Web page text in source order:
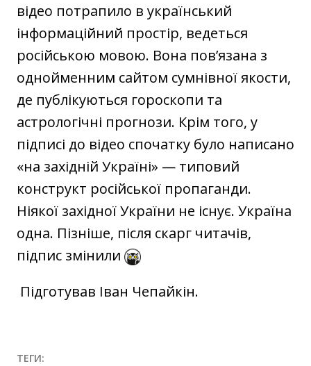
відео потрапило в український
інформаційний простір, ведеться
російською мовою. Вона пов’язана з
однойменним сайтом сумнівної якости,
де публікуються гороскопи та
астрологічні прогнози. Крім того, у
підписі до відео спочатку було написано
«на західній Україні» — типовий
конструкт російської пропаганди.
Ніякої західної України не існує. Україна
одна. Пізніше, після скарг читачів,
підпис змінили
Підготував Іван Чепайкін.
ТЕГИ: